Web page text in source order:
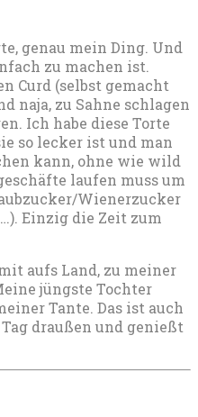
genau mein Ding. Und
zu machen ist.
Curd (selbst gemacht
naja, zu Sahne schlagen
Ich habe diese Torte
so lecker ist und man
kann, ohne wie wild
laufen muss um
Wienerzucker
Einzig die Zeit zum
aufs Land, zu meiner
jüngste Tochter
Tante. Das ist auch
draußen und genießt